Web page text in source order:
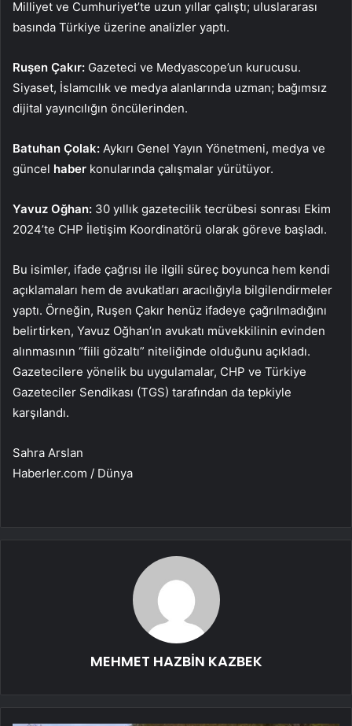
Milliyet ve Cumhuriyet’te uzun yıllar çalıştı; uluslararası
basında Türkiye üzerine analizler yaptı.
Ruşen Çakır: Gazeteci ve Medyascope’un kurucusu.
Siyaset, İslamcılık ve medya alanlarında uzman; bağımsız
dijital yayıncılığın öncülerinden.
Batuhan Çolak: Aykırı Genel Yayın Yönetmeni, medya ve
güncel haber konularında çalışmalar yürütüyor.
Yavuz Oğhan: 30 yıllık gazetecilik tecrübesi sonrası Ekim
2024’te CHP İletişim Koordinatörü olarak göreve başladı.
Bu isimler, ifade çağrısı ile ilgili süreç boyunca hem kendi
açıklamaları hem de avukatları aracılığıyla bilgilendirmeler
yaptı. Örneğin, Ruşen Çakır henüz ifadeye çağrılmadığını
belirtirken, Yavuz Oğhan’ın avukatı müvekkilinin evinden
alınmasının “fiili gözaltı” niteliğinde olduğunu açıkladı.
Gazetecilere yönelik bu uygulamalar, CHP ve Türkiye
Gazeteciler Sendikası (TGS) tarafından da tepkiyle
karşılandı.
Sahra Arslan
Haberler.com / Dünya
MEHMET HAZBİN KAZBEK